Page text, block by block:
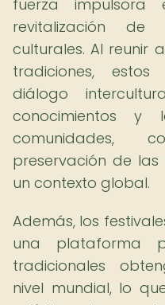
fuerza
revitalización de
culturales. Al reunir
tradiciones,
diálogo
conocimientos y
comunidades,
preservación de
un contexto global.
Además, los
una plataforma
tradicionales
nivel mundial, lo